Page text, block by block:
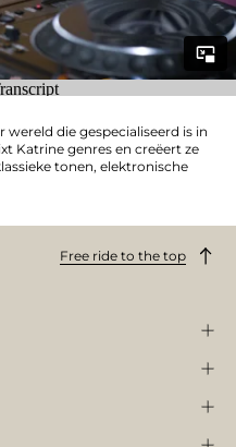
wereld die gespecialiseerd is in
Katrine genres en creëert ze
tonen, elektronische
Free ride to the top